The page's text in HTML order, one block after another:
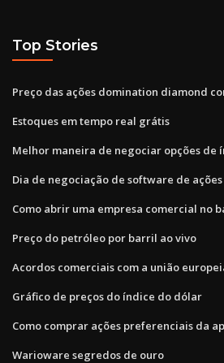
Top Stories
Preço das ações domination diamond
Estoques em tempo real grátis
Melhor maneira de negociar opções de
Dia de negociação de software de ações
Como abrir uma empresa comercial no
Preço do petróleo por barril ao vivo
Acordos comerciais com a união
Gráfico de preços do índice do dólar
Como comprar ações preferenciais da
Warioware segredos de ouro